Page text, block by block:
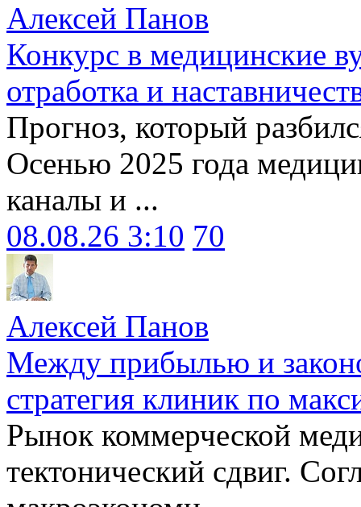
Алексей Панов
Конкурс в медицинские
отработка и
Прогноз, который
Осенью 2025 года
каналы и ...
08.08.26 3:10 70
Алексей Панов
Между прибылью и
стратегия клиник по
Рынок коммерческой
тектонический сдвиг.